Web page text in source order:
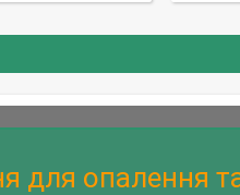
для опалення